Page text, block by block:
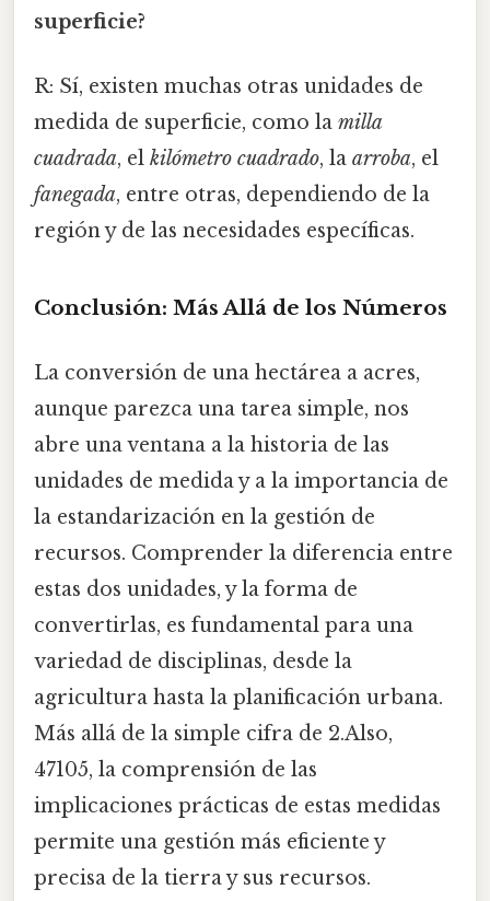
superficie?
R: Sí, existen muchas otras unidades de
medida de superficie, como la milla
cuadrada, el kilómetro cuadrado, la arroba, el
fanegada, entre otras, dependiendo de la
región y de las necesidades específicas.
Conclusión: Más Allá de los Números
La conversión de una hectárea a acres,
aunque parezca una tarea simple, nos
abre una ventana a la historia de las
unidades de medida y a la importancia de
la estandarización en la gestión de
recursos. Comprender la diferencia entre
estas dos unidades, y la forma de
convertirlas, es fundamental para una
variedad de disciplinas, desde la
agricultura hasta la planificación urbana.
Más allá de la simple cifra de 2.Also,
47105, la comprensión de las
implicaciones prácticas de estas medidas
permite una gestión más eficiente y
precisa de la tierra y sus recursos.